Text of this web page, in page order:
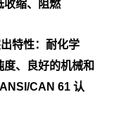
收缩、阻燃
特性：耐化学
、良好的机械和
CAN 61 认